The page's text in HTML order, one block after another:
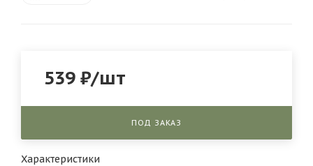
539 ₽/шт
ПОД ЗАКАЗ
Характеристики